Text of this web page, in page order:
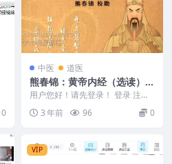
0
中医 道医
熊春锦：黄帝内经（选读）.p
df
用户您好！请先登录！ 登录 注册
熊春锦：黄帝内经（选读）.pdf Y2
307-...3 年前 96 0
VIP